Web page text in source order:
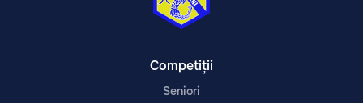
Competiții
Seniori